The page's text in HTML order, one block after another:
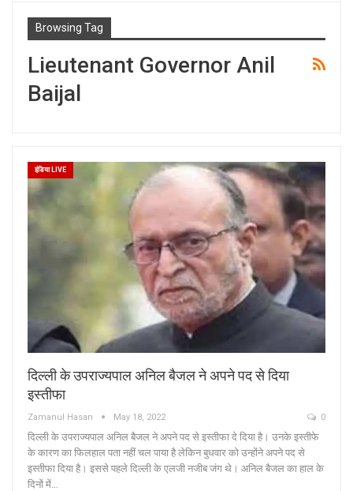
Browsing Tag
Lieutenant Governor Anil
Baijal
इंडिया LIVE
दिल्ली के उपराज्यपाल अनिल बैजल ने अपने पद से दिया
इस्तीफा
Zamanul Hasan May 18, 2022 0
दिल्ली के उपराज्यपाल अनिल बैजल ने अपने पद से इस्तीफा दे दिया है। उनके इस्तीफे
के कारण का फिलहाल पता नहीं चल पाया है लेकिन बुधवार को उन्होंने अपने पद से
इस्तीफा दिया है। इससे पहले दिल्ली के एलजी नजीब जंग थे। अनिल बैजल का हाल के
दिनों में…